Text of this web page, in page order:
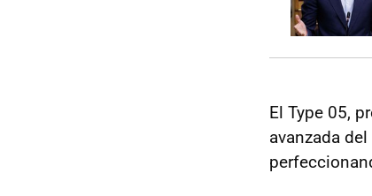
El Type 05,
avanzada